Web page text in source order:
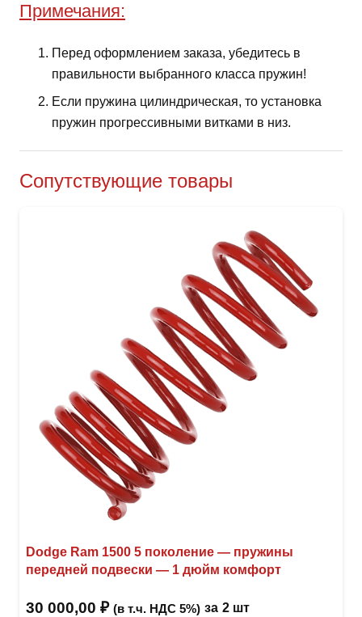
Примечания:
Перед оформлением заказа, убедитесь в
правильности выбранного класса пружин!
Если пружина цилиндрическая, то установка
пружин прогрессивными витками в низ.
Сопутствующие товары
Dodge Ram 1500 5 поколение — пружины
передней подвески — 1 дюйм комфорт
30 000,00 ₽ (в т.ч. НДС 5%) за 2 шт